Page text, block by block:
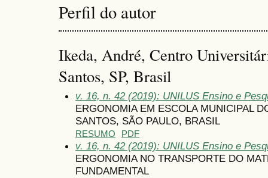
Perfil do autor
Ikeda, André, Centro
Santos, SP, Brasil
v. 16, n. 42 (2019): UNILUS Ensino e
ERGONOMIA EM ESCOLA MUNICIPAL
SANTOS, SÃO PAULO, BRASIL
RESUMO PDF
v. 16, n. 42 (2019): UNILUS Ensino e
ERGONOMIA NO TRANSPORTE DO
FUNDAMENTAL